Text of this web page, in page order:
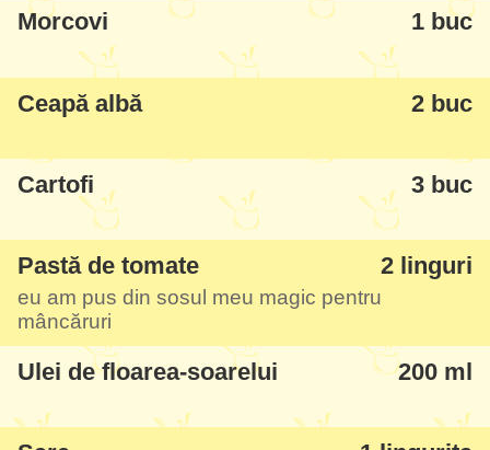
Morcovi 1 buc
Ceapă albă 2 buc
Cartofi 3 buc
Pastă de tomate 2 linguri
eu am pus din sosul meu magic pentru
mâncăruri
Ulei de floarea-soarelui 200 ml